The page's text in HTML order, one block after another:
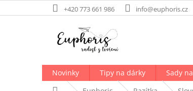
na
+420 773 661 986 info@euphoris.cz
Novinky Tipy na dárky Sady